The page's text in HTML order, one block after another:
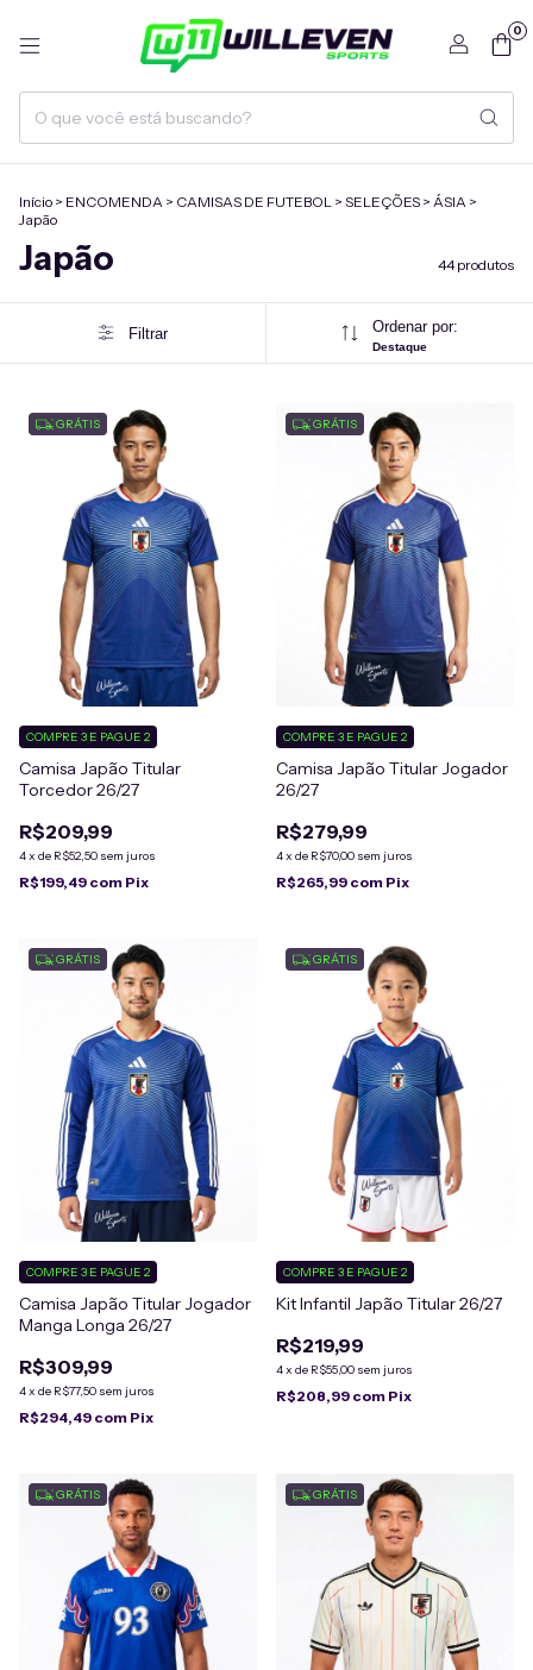
0
Início > ENCOMENDA > CAMISAS DE FUTEBOL > SELEÇÕES > ÁSIA >
Japão
Japão 44 produtos
Filtrar Ordenar por:
Destaque
GRÁTIS
Camisa Japão Titular
Torcedor 26/27
R$209,99
4x de R$52,50 sem juros
COMPRE 3 E PAGUE 2
R$199,49 com Pix
GRÁTIS
Camisa Japão Titular Jogador
26/27
R$279,99
4x de R$70,00 sem juros
COMPRE 3 E PAGUE 2
R$265,99 com Pix
GRÁTIS
Camisa Japão Titular Jogador
Manga Longa 26/27
R$309,99
4x de R$77,50 sem juros
COMPRE 3 E PAGUE 2
R$294,49 com Pix
GRÁTIS
Kit Infantil Japão Titular 26/27
R$219,99
4x de R$55,00 sem juros
COMPRE 3 E PAGUE 2
R$208,99 com Pix
GRÁTIS GRÁTIS